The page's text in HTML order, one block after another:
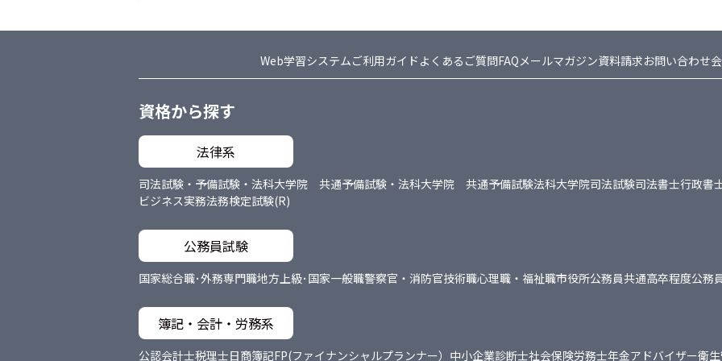
Web学習システムご利用ガイド よくあるご質問FAQメールマガジン資料請求お問い合わせ
資格から探す
法律系
司法試験・予備試験・法科大学院 共通予備試験・法科大学院 共通予備試験法科大学院司法試験司法書士行政書
ビジネス実務法務検定試験(R)
公務員試験
国家総合職･外務専門職地方上級･国家一般職警察官・消防官技術職心理職・福祉職市役所公務員共通高卒程度公務
簿記・会計・労務系
公認会計士税理士日商簿記FP(ファイナンシャルプランナー） 中小企業診断士社会保険労務士年金アドバイザー衛